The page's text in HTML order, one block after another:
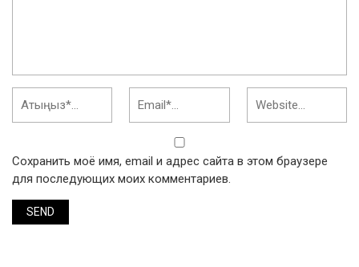
Сохранить моё имя, email и адрес сайта в этом браузере
для последующих моих комментариев.